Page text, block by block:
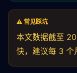
⚠️ 常见踩坑
本文数据截至
快，建议每 3 个